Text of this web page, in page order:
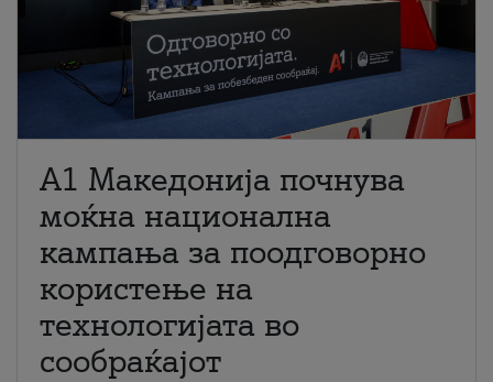
A1 Македонија почнува
моќна национална
кампања за поодговорно
користење на
технологијата во
сообраќајот